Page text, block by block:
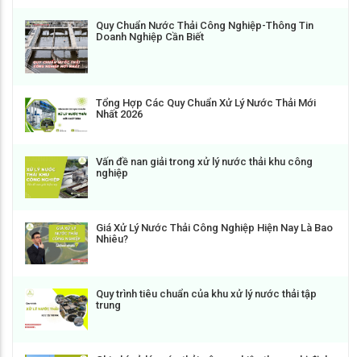
Quy Chuẩn Nước Thải Công Nghiệp-Thông Tin
Doanh Nghiệp Cần Biết
Tổng Hợp Các Quy Chuẩn Xử Lý Nước Thải Mới
Nhất 2026
Vấn đề nan giải trong xử lý nước thải khu công
nghiệp
Giá Xử Lý Nước Thải Công Nghiệp Hiện Nay Là Bao
Nhiêu?
Quy trình tiêu chuẩn của khu xử lý nước thải tập
trung